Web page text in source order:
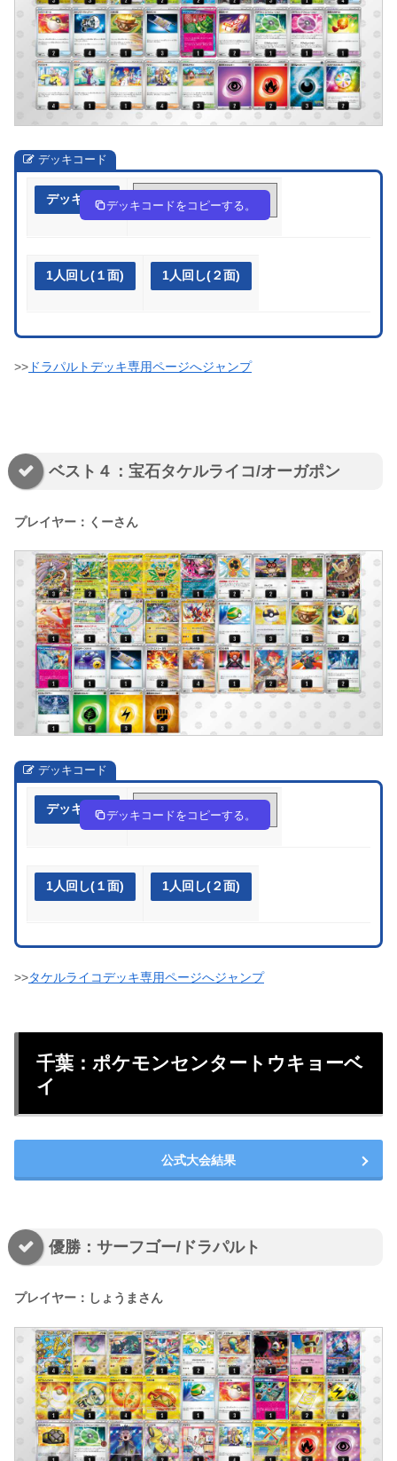
デッキコード
デッキ作成 pEMMyy-MdhvXR-XyM2pS
デッキコードをコピーする。
1人回し(１面) 1人回し(２面)
>> ドラパルトデッキ専用ページへジャンプ
ベスト４：宝石タケルライコ/オーガポン
プレイヤー：くーさん
デッキコード
デッキ作成 F5Fv5v-IFO867-kVw5wF
デッキコードをコピーする。
1人回し(１面) 1人回し(２面)
>>タケルライコデッキ専用ページへジャンプ
千葉：ポケモンセンタートウキョーベ
イ
公式大会結果
優勝：サーフゴー/ドラパルト
プレイヤー：しょうまさん